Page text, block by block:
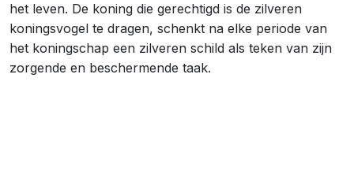
het leven. De koning die gerechtigd is de zilveren
koningsvogel te dragen, schenkt na elke periode van
het koningschap een zilveren schild als teken van zijn
zorgende en beschermende taak.